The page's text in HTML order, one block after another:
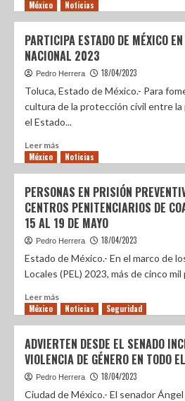
México Noticias
PARTICIPA ESTADO DE MÉXICO
NACIONAL 2023
Pedro Herrera 18/04/2023
Toluca, Estado de México.- Para
cultura de la protección civil entre la
el Estado...
Leer más
México Noticias
PERSONAS EN PRISIÓN
CENTROS PENITENCIARIOS DE
15 AL 19 DE MAYO
Pedro Herrera 18/04/2023
Estado de México.- En el marco de
Locales (PEL) 2023, más de cinco
Leer más
México Noticias Seguridad
ADVIERTEN DESDE EL SENADO
VIOLENCIA DE GÉNERO EN TODO
Pedro Herrera 18/04/2023
Ciudad de México.- El senador